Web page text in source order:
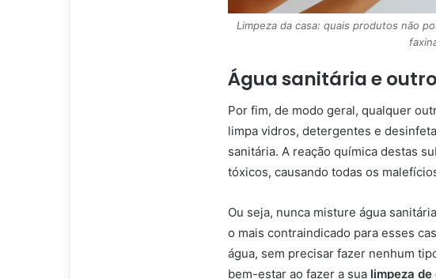
Limpeza da casa: quais produtos não
Água sanitária e
Por fim, de modo geral, qualquer
limpa vidros, detergentes e
sanitária. A reação química destas
tóxicos, causando todas os
Ou seja, nunca misture água
o mais contraindicado para esses
água, sem precisar fazer nenhum
bem-estar ao fazer a sua limpeza de